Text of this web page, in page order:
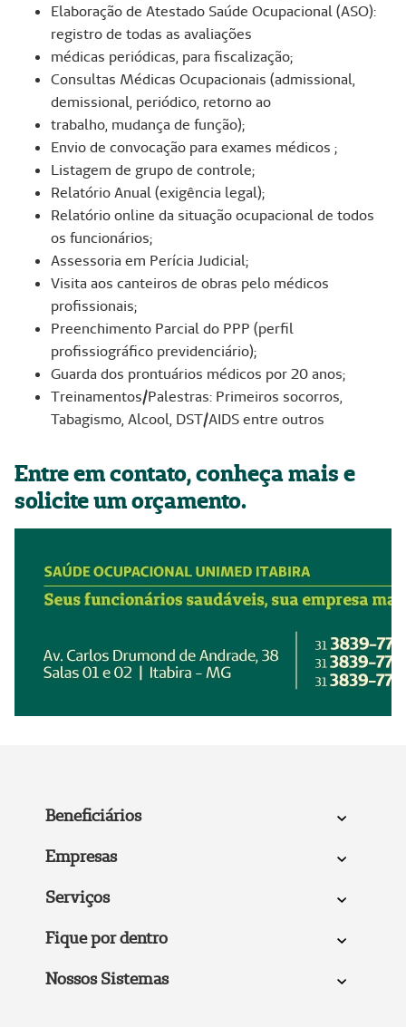
Elaboração de Atestado Saúde Ocupacional (ASO):
registro de todas as avaliações
médicas periódicas, para fiscalização;
Consultas Médicas Ocupacionais (admissional,
demissional, periódico, retorno ao
trabalho, mudança de função);
Envio de convocação para exames médicos ;
Listagem de grupo de controle;
Relatório Anual (exigência legal);
Relatório online da situação ocupacional de todos
os funcionários;
Assessoria em Perícia Judicial;
Visita aos canteiros de obras pelo médicos
profissionais;
Preenchimento Parcial do PPP (perfil
profissiográfico previdenciário);
Guarda dos prontuários médicos por 20 anos;
Treinamentos/Palestras: Primeiros socorros,
Tabagismo, Alcool, DST/AIDS entre outros
Entre em contato, conheça mais e
solicite um orçamento.
Beneficiários
Empresas
Serviços
Fique por dentro
Nossos Sistemas